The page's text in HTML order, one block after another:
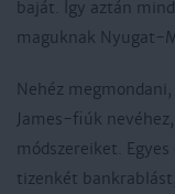
baját. Így aztán
maguknak Nyugat-
Nehéz
James-fiúk
módszereiket.
tizenkét